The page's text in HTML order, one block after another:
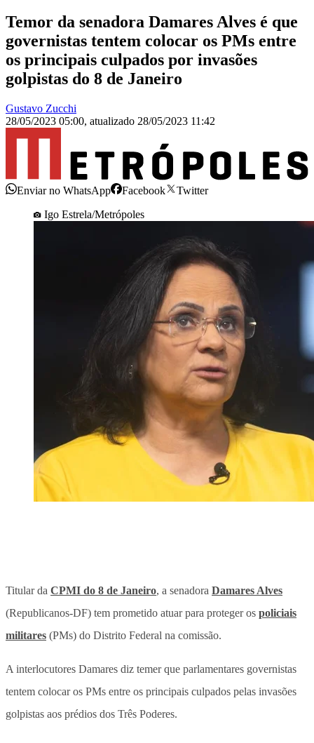
Temor da senadora Damares Alves é que
governistas tentem colocar os PMs entre
os principais culpados por invasões
golpistas do 8 de Janeiro
Gustavo Zucchi
28/05/2023 05:00, atualizado 28/05/2023 11:42
Enviar no WhatsApp Facebook
Twitter
Igo Estrela/Metrópoles
Titular da CPMI do 8 de Janeiro, a senadora Damares Alves
(Republicanos-DF) tem prometido atuar para proteger os policiais
militares (PMs) do Distrito Federal na comissão.
A interlocutores Damares diz temer que parlamentares governistas
tentem colocar os PMs entre os principais culpados pelas invasões
golpistas aos prédios dos Três Poderes.